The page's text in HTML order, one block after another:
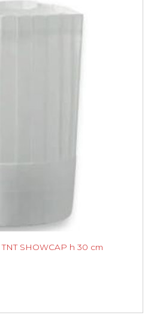
SHOWCAP h 30 cm